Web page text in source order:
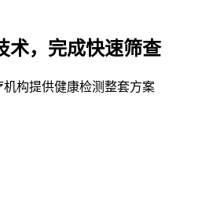
术，完成快速筛查
构提供健康检测整套方案